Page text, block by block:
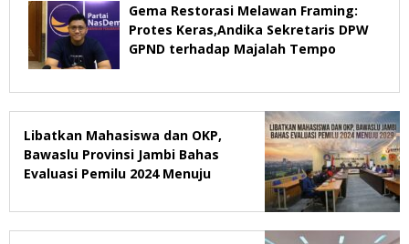
Gema Restorasi Melawan Framing:
Protes Keras,Andika Sekretaris DPW
GPND terhadap Majalah Tempo
Libatkan Mahasiswa dan OKP,
Bawaslu Provinsi Jambi Bahas
Evaluasi Pemilu 2024 Menuju